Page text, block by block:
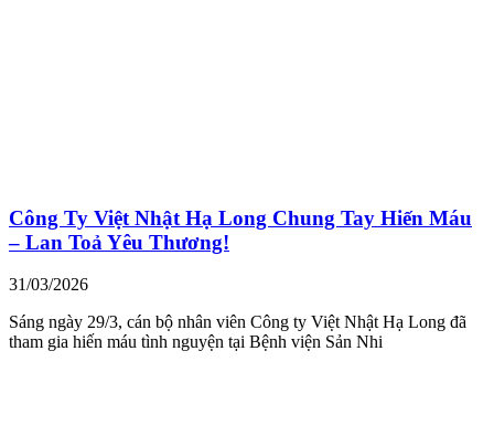
Công Ty Việt Nhật Hạ Long Chung Tay Hiến Máu
– Lan Toả Yêu Thương!
31/03/2026
Sáng ngày 29/3, cán bộ nhân viên Công ty Việt Nhật Hạ Long đã
tham gia hiến máu tình nguyện tại Bệnh viện Sản Nhi